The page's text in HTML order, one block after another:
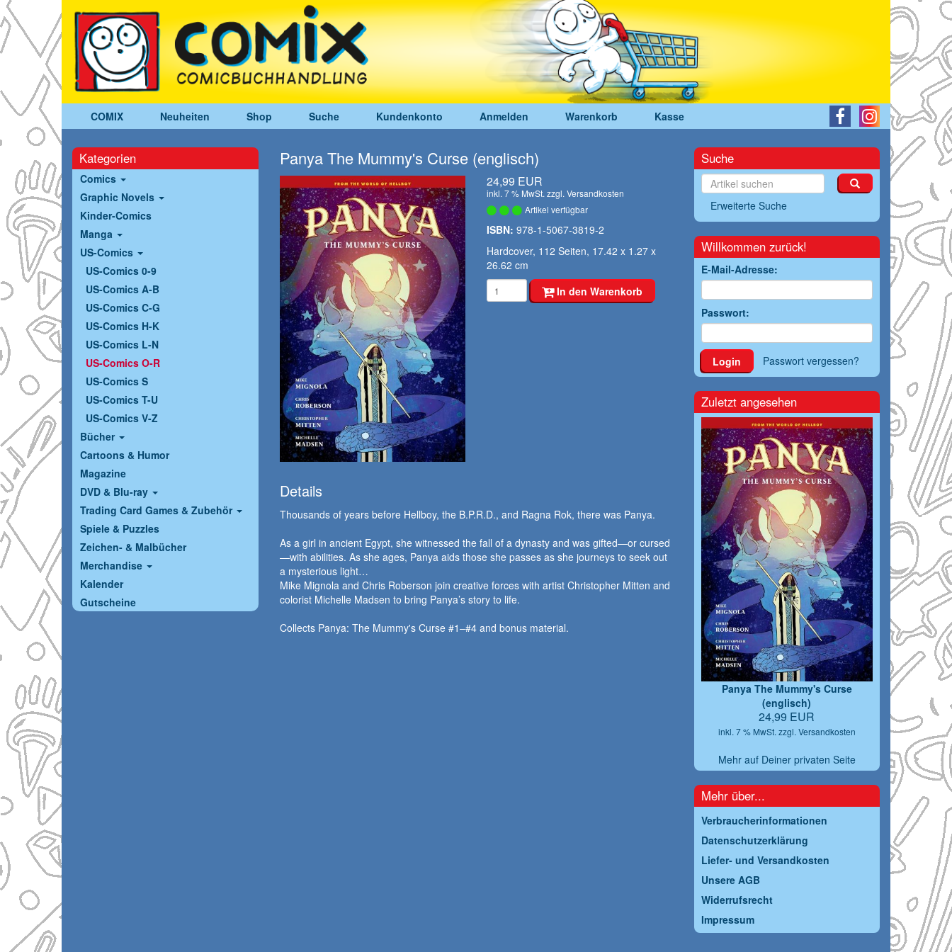
COMIX Neuheiten Shop Suche Kundenkonto Anmelden Warenkorb Kasse
Kategorien
Comics
Graphic Novels
Kinder-Comics
Manga
US-Comics
US-Comics 0-9
US-Comics A-B
US-Comics C-G
US-Comics H-K
US-Comics L-N
US-Comics O-R
US-Comics S
US-Comics T-U
US-Comics V-Z
Bücher
Cartoons & Humor
Magazine
DVD & Blu-ray
Trading Card Games & Zubehör
Spiele & Puzzles
Zeichen- & Malbücher
Merchandise
Kalender
Gutscheine
Panya The Mummy's Curse (englisch)
24,99 EUR
inkl. 7 % MwSt. zzgl. Versandkosten
Artikel verfügbar
ISBN: 978-1-5067-3819-2
Hardcover, 112 Seiten, 17.42 x 1.27 x
26.62 cm
In den Warenkorb
Details
Thousands of years before Hellboy, the B.P.R.D., and Ragna Rok, there was Panya.
As a girl in ancient Egypt, she witnessed the fall of a dynasty and was gifted—or cursed
—with abilities. As she ages, Panya aids those she passes as she journeys to seek out
a mysterious light…
Mike Mignola and Chris Roberson join creative forces with artist Christopher Mitten and
colorist Michelle Madsen to bring Panya’s story to life.
Collects Panya: The Mummy's Curse#1–#4 and bonus material.
Suche
Erweiterte Suche
Willkommen zurück!
E-Mail-Adresse:
Passwort:
Login Passwort vergessen?
Zuletzt angesehen
Panya The Mummy's Curse
(englisch)
24,99 EUR
inkl. 7 % MwSt. zzgl. Versandkosten
Mehr auf Deiner privaten Seite
Mehr über...
Verbraucherinformationen
Datenschutzerklärung
Liefer- und Versandkosten
Unsere AGB
Widerrufsrecht
Impressum